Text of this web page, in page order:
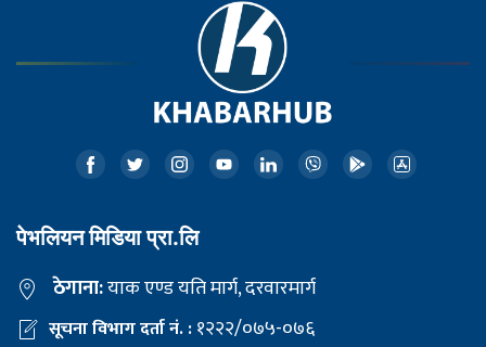
पेभलियन मिडिया प्रा.लि
ठेगाना:याक एण्ड यति मार्ग, दरवारमार्ग
सूचना विभाग दर्ता नं. :१२२२/०७५-०७६